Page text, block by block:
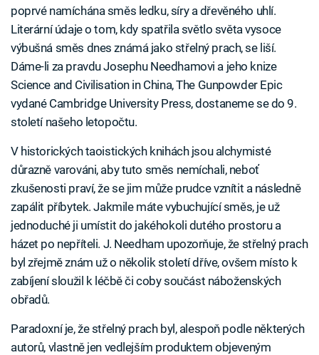
poprvé namíchána směs ledku, síry a dřevěného uhlí.
Literární údaje o tom, kdy spatřila světlo světa vysoce
výbušná směs dnes známá jako střelný prach, se liší.
Dáme-li za pravdu Josephu Needhamovi a jeho knize
Science and Civilisation in China, The Gunpowder Epic
vydané Cambridge University Press, dostaneme se do 9.
století našeho letopočtu.
V historických taoistických knihách jsou alchymisté
důrazně varováni, aby tuto směs nemíchali, neboť
zkušenosti praví, že se jim může prudce vznítit a následně
zapálit příbytek. Jakmile máte vybuchující směs, je už
jednoduché ji umístit do jakéhokoli dutého prostoru a
házet po nepříteli. J. Needham upozorňuje, že střelný prach
byl zřejmě znám už o několik století dříve, ovšem místo k
zabíjení sloužil k léčbě či coby součást náboženských
obřadů.
Paradoxní je, že střelný prach byl, alespoň podle některých
autorů, vlastně jen vedlejším produktem objeveným